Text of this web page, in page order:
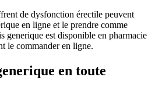
de dysfonction érectile peuvent
en ligne et le prendre comme
generique est disponible en pharmacie
le commander en ligne.
en toute